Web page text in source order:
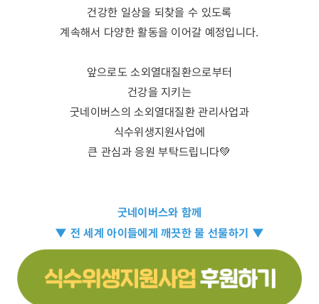
건강한 일상을 되찾을 수 있도록
계속해서 다양한 활동을 이어갈 예정입니다.
앞으로도 소외열대질환으로부터
건강을 지키는
굿네이버스의 소외열대질환 관리사업과
식수위생지원사업에
큰 관심과 응원 부탁드립니다💚
굿네이버스와 함께
▼ 전 세계 아이들에게 깨끗한 물 선물하기 ▼